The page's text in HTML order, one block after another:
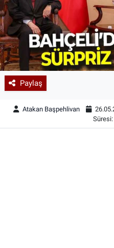
Paylaş
Atakan Başpehlivan